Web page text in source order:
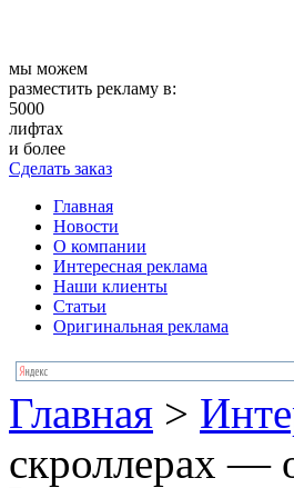
мы можем
разместить рекламу в:
5000
лифтах
и более
Сделать заказ
Главная
Новости
О компании
Интересная реклама
Наши клиенты
Статьи
Оригинальная реклама
Главная >
скроллерах —